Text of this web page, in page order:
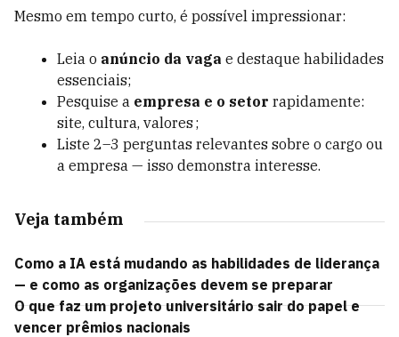
Mesmo em tempo curto, é possível impressionar:
Leia o anúncio da vaga e destaque habilidades
essenciais;
Pesquise a empresa e o setor rapidamente:
site, cultura, valores ;
Liste 2–3 perguntas relevantes sobre o cargo ou
a empresa — isso demonstra interesse.
Veja também
Como a IA está mudando as habilidades de liderança
— e como as organizações devem se preparar
O que faz um projeto universitário sair do papel e
vencer prêmios nacionais